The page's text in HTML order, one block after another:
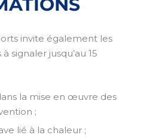
invite également les
signaler jusqu’au 15
la mise en œuvre des
;
lié à la chaleur ;